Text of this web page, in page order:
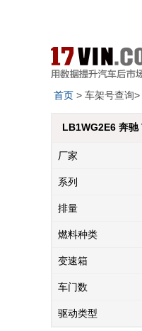
首页 > 车架号查询>
LB1WG2E6 奔驰
厂家
系列
排量
燃料种类
变速箱
车门数
驱动类型